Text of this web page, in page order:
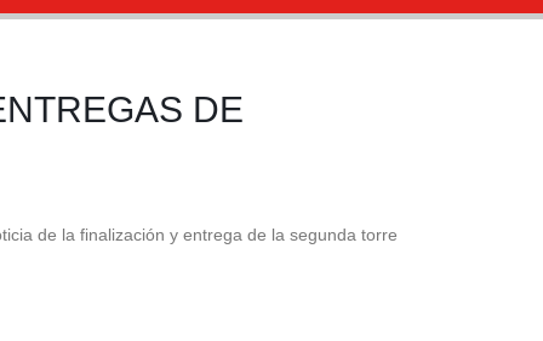
DE
de la finalización y entrega de la segunda torre